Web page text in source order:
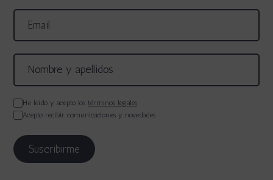
He leído y acepto los términos legales
Acepto recibir comunicaciones y novedades